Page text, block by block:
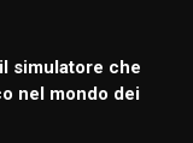
simulatore che
nel mondo dei